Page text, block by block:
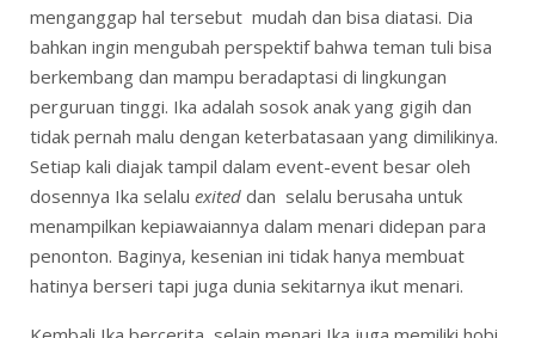
menganggap hal tersebut mudah dan bisa diatasi. Dia
bahkan ingin mengubah perspektif bahwa teman tuli bisa
berkembang dan mampu beradaptasi di lingkungan
perguruan tinggi. Ika adalah sosok anak yang gigih dan
tidak pernah malu dengan keterbatasaan yang dimilikinya.
Setiap kali diajak tampil dalam event-event besar oleh
dosennya Ika selalu exited dan selalu berusaha untuk
menampilkan kepiawaiannya dalam menari didepan para
penonton. Baginya, kesenian ini tidak hanya membuat
hatinya berseri tapi juga dunia sekitarnya ikut menari.